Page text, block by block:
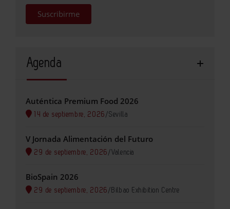
Suscribirme
Agenda
Auténtica Premium Food 2026
14 de septiembre, 2026 /Sevilla
V Jornada Alimentación del Futuro
29 de septiembre, 2026 /Valencia
BioSpain 2026
29 de septiembre, 2026 / Bilbao Exhibition Centre